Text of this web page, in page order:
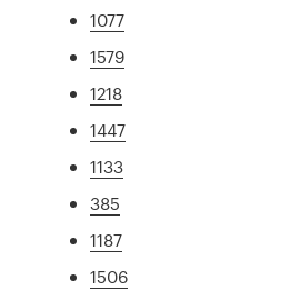
1077
1579
1218
1447
1133
385
1187
1506